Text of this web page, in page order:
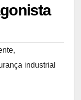
,
industrial